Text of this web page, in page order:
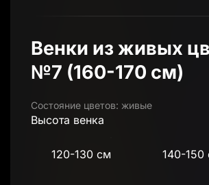
Венки из живых
№7 (160-170 см)
Состояние цветов: живые
Высота венка
120-130 см 140-150